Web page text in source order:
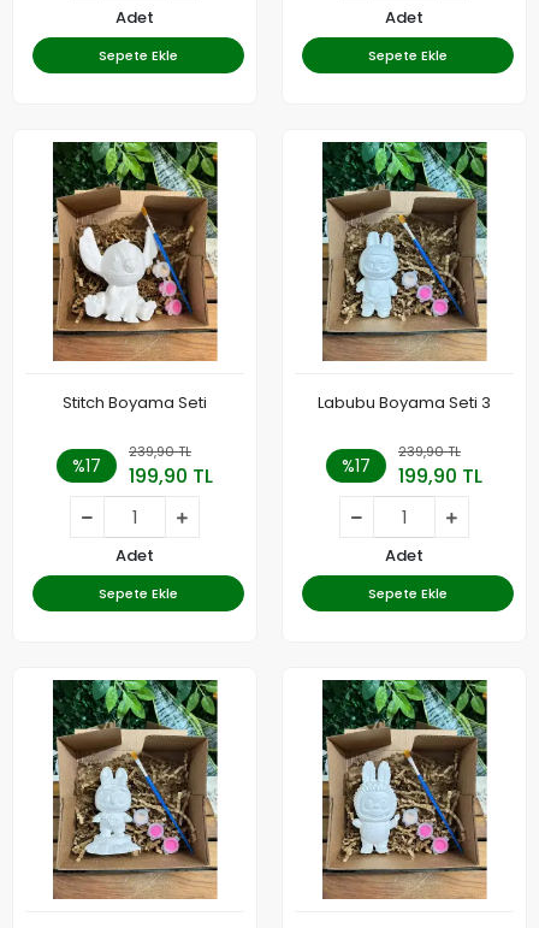
Adet
Sepete Ekle
Adet
Sepete Ekle
Stitch Boyama Seti
%17
239,90 TL
199,90 TL
Adet
Sepete Ekle
Labubu Boyama Seti 3
%17
239,90 TL
199,90 TL
Adet
Sepete Ekle